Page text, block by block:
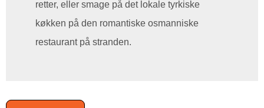
retter, eller smage på det lokale tyrkiske
køkken på den romantiske osmanniske
restaurant på stranden.